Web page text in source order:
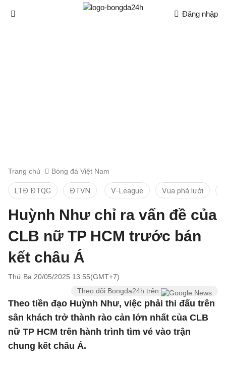
Đăng nhập
Trang chủ Bóng đá Việt Nam
LTĐ ĐTQG ĐTVN V-League Vua phá lưới
Huỳnh Như chỉ ra vấn đề của
CLB nữ TP HCM trước bán
kết châu Á
Thứ Ba 20/05/2025 13:55(GMT+7)
Theo dõi Bongda24h trên
Theo tiền đạo Huỳnh Như, việc phải thi đấu trên
sân khách trở thành rào cản lớn nhất của CLB
nữ TP HCM trên hành trình tìm vé vào trận
chung kết châu Á.